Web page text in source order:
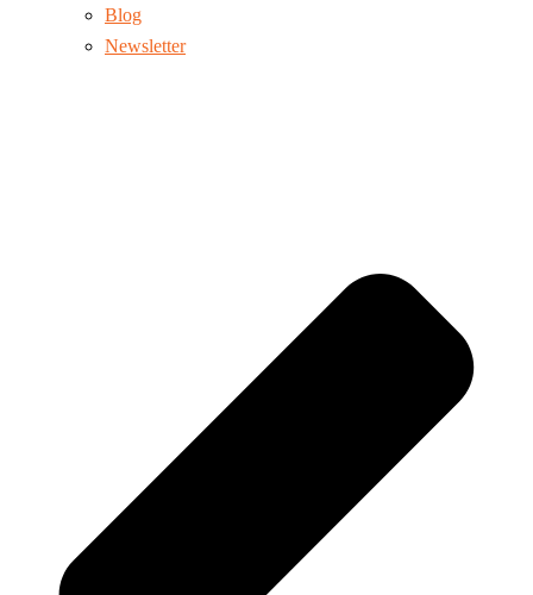
Blog
Newsletter